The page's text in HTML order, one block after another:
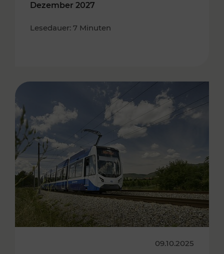
Dezember 2027
Lesedauer: 7 Minuten
09.10.2025